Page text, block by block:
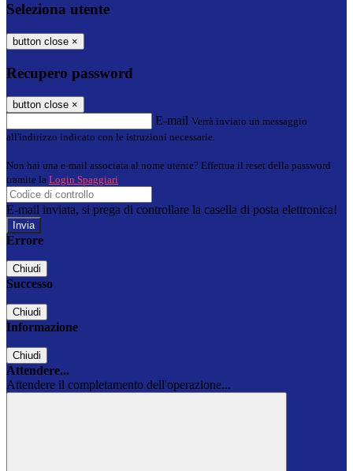
Seleziona utente
button close ×
Recupero password
button close ×
E-mail Verrà inviato un messaggio
all'indirizzo indicato con le istruzioni necessarie.
Non hai una e-mail associata al nome utente? Effettua il reset della password
tramite la Login Spaggiari
E-mail inviata, si prega di controllare la casella di posta elettronica!
Errore
Chiudi
Successo
Chiudi
Informazione
Chiudi
Attendere...
Attendere il completamento dell'operazione...